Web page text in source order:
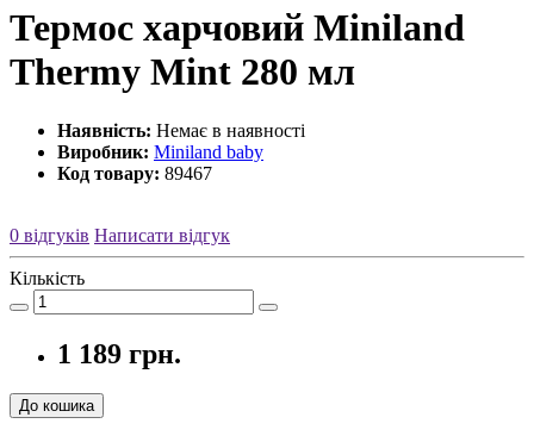
Термос харчовий Miniland
Thermy Mint 280 мл
Наявність: Немає в наявності
Виробник: Miniland baby
Код товару: 89467
0 відгуків Написати відгук
Кількість
1 189 грн.
До кошика